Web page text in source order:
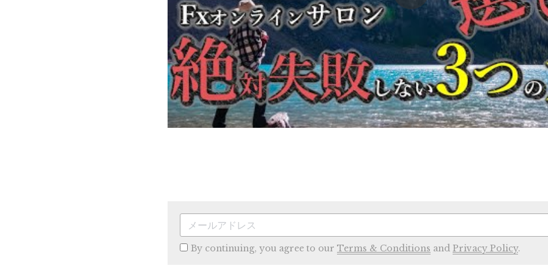
By continuing, you agree to our Terms & Conditions and Privacy Policy.